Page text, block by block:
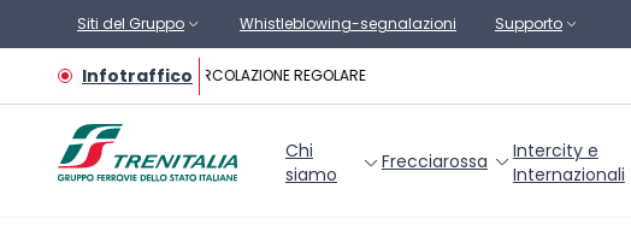
Vai al contenuto principale
Siti del Gruppo Whistleblowing-segnalazioni Supporto
InfotrafficoCIRCOLAZIONE REGOLARE
Chi
siamo
Frecciarossa
Intercity e
Internazionali